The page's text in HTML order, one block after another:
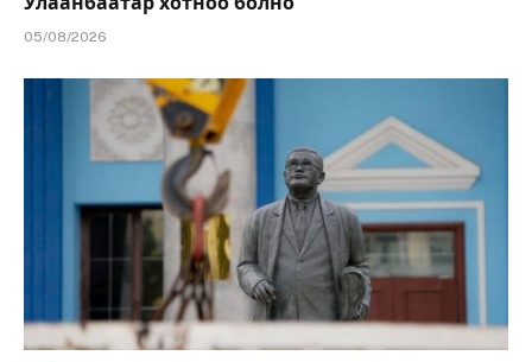
05/08/2026